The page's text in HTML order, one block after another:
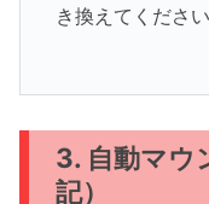
き換えてください
3. 自動マ
記）